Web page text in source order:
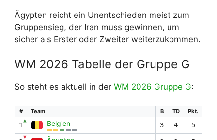
Ägypten reicht ein Unentschieden meist zum
Gruppensieg, der Iran muss gewinnen, um
sicher als Erster oder Zweiter weiterzukommen.
WM 2026 Tabelle der Gruppe G
So steht es aktuell in der WM 2026 Gruppe G:
# Team B TD Pkt.
1
▲ Belgien 3 4 5
▼